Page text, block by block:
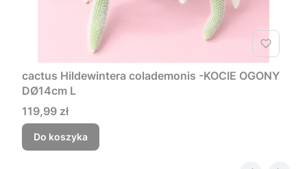
cactus Hildewintera colademonis -KOCIE OGONY
DØ14cm L
Cena
119,99 zł
Do koszyka